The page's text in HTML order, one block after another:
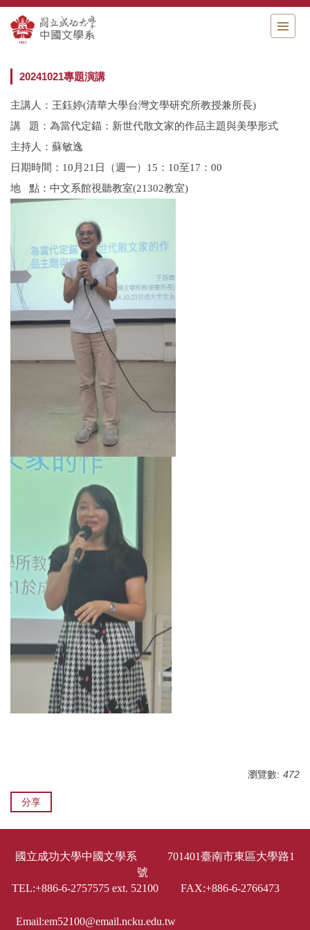
跳
到
主
內
容
20241021專題演講
主講人：王鈺婷(清華大學台灣文學研究所教授兼所長)
講 題：為當代定錨：新世代散文家的作品主題與美學形式
主持人：蘇敏逸
日期時間：10月21日（週一）15：10至17：00
地 點：中文系館視聽教室(21302教室)
瀏覽數: 472
分享
國立成功大學中國文學系 701401臺南市東區大學路1
號
TEL:+886-6-2757575 ext. 52100 FAX:+886-6-2766473
Email:em52100@email.ncku.edu.tw